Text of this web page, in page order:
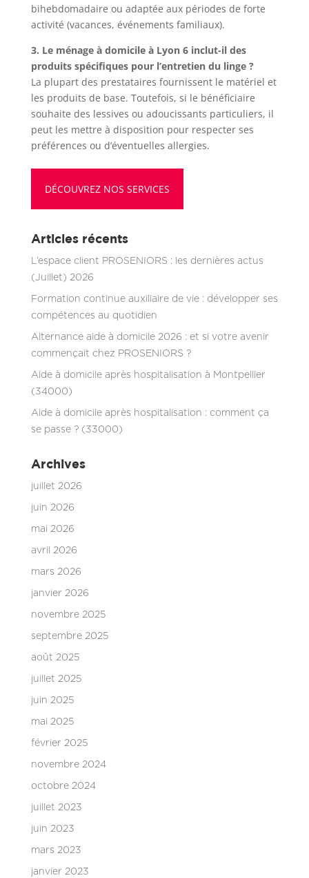
bihebdomadaire ou adaptée aux périodes de forte
activité (vacances, événements familiaux).
3. Le ménage à domicile à Lyon 6 inclut-il des
produits spécifiques pour l’entretien du linge ?
La plupart des prestataires fournissent le matériel et
les produits de base. Toutefois, si le bénéficiaire
souhaite des lessives ou adoucissants particuliers, il
peut les mettre à disposition pour respecter ses
préférences ou d’éventuelles allergies.
DÉCOUVREZ NOS SERVICES
Articles récents
L’espace client PROSENIORS : les dernières actus
(Juillet) 2026
Formation continue auxiliaire de vie : développer ses
compétences au quotidien
Alternance aide à domicile 2026 : et si votre avenir
commençait chez PROSENIORS ?
Aide à domicile après hospitalisation à Montpellier
(34000)
Aide à domicile après hospitalisation : comment ça
se passe ? (33000)
Archives
juillet 2026
juin 2026
mai 2026
avril 2026
mars 2026
janvier 2026
novembre 2025
septembre 2025
août 2025
juillet 2025
juin 2025
mai 2025
février 2025
novembre 2024
octobre 2024
juillet 2023
juin 2023
mars 2023
janvier 2023